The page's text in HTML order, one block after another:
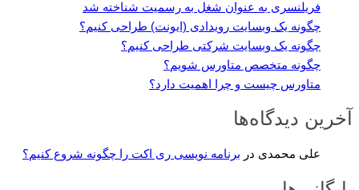
فریلنسری به عنوان شغل به رسمیت شناخته شد
چگونه یک وبسایت رویدادی (ایونت) طراحی کنیم؟
چگونه یک وبسایت شرکتی طراحی کنیم؟
چگونه متخصص متاورس شویم؟
متاورس چیست و چرا اهمیت دارد؟
آخرین دیدگاه‌ها
علی محمدی در برنامه نویسی ری اکت را چگونه شروع کنیم؟